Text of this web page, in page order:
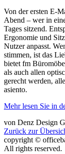
Von der ersten E-
Abend – wer in
Tages sitzend.
Ergonomie und
Nutzer anpasst.
stimmen, ist das
bietet fm
als auch allen
gerecht werden,
asiento.
Mehr lesen Sie in
von Denz Design
Zurück zur
copyright ©
All rights reserved.